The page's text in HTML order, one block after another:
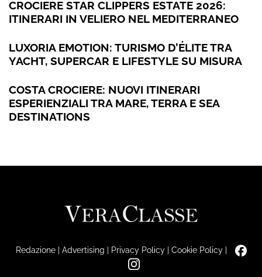
CROCIERE STAR CLIPPERS ESTATE 2026:
ITINERARI IN VELIERO NEL MEDITERRANEO
LUXORIA EMOTION: TURISMO D’ÉLITE TRA
YACHT, SUPERCAR E LIFESTYLE SU MISURA
COSTA CROCIERE: NUOVI ITINERARI
ESPERIENZIALI TRA MARE, TERRA E SEA
DESTINATIONS
Redazione| Advertising | Privacy Policy| Cookie Policy|